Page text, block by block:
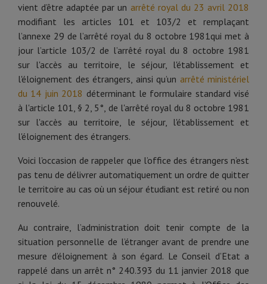
vient d’être adaptée par un arrêté royal du 23 avril 2018
modifiant les articles 101 et 103/2 et remplaçant
l’annexe 29 de l’arrêté royal du 8 octobre 1981qui met à
jour l’article 103/2 de l’arrêté royal du 8 octobre 1981
sur l'accès au territoire, le séjour, l'établissement et
l'éloignement des étrangers, ainsi qu’un arrêté ministériel
du 14 juin 2018 déterminant le formulaire standard visé
à l'article 101, § 2, 5°, de l'arrêté royal du 8 octobre 1981
sur l'accès au territoire, le séjour, l'établissement et
l'éloignement des étrangers.
Voici l’occasion de rappeler que l’office des étrangers n’est
pas tenu de délivrer automatiquement un ordre de quitter
le territoire au cas où un séjour étudiant est retiré ou non
renouvelé.
Au contraire, l’administration doit tenir compte de la
situation personnelle de l’étranger avant de prendre une
mesure d’éloignement à son égard. Le Conseil d’Etat a
rappelé dans un arrêt n° 240.393 du 11 janvier 2018 que